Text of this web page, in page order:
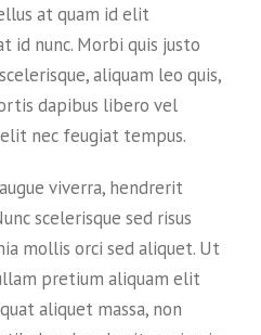
at quam id elit
id nunc. Morbi quis justo
aliquam leo quis,
dapibus libero vel
nec feugiat tempus.
viverra, hendrerit
scelerisque sed risus
mollis orci sed aliquet. Ut
pretium aliquam elit
aliquet massa, non